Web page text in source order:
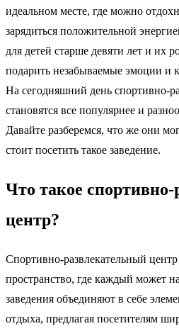
идеальном месте, где можно
зарядиться положительной
для детей старше девяти лет и их
подарить незабываемые эмоции и
На сегодняшний день спортивно-
становятся все популярнее и
Давайте разберемся, что же они
стоит посетить такое заведение.
Что такое
центр?
Спортивно-развлекательный центр
пространство, где каждый может
заведения объединяют в себе
отдыха, предлагая посетителям